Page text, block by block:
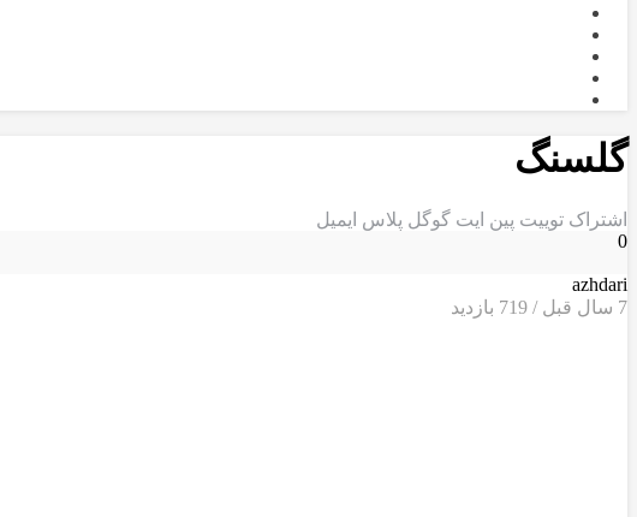
گلسنگ
اشتراک توییت پین ایت گوگل‌ پلاس ایمیل
0
azhdari
7 سال قبل / 719
بازدید